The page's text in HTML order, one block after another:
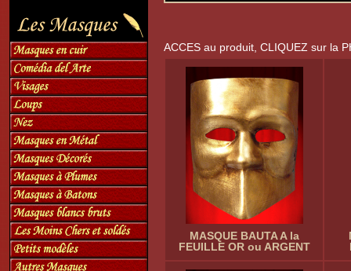
ACCES au produit, CLIQUEZ sur la
MASQUE BAUTA A la
FEUILLE OR ou ARGENT